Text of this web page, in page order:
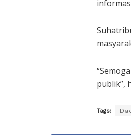
publik”,
Tags: